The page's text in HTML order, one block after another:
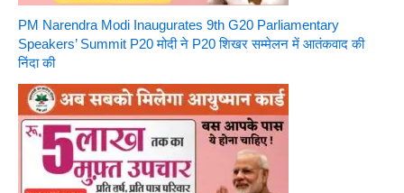
PM Narendra Modi Inaugurates 9th G20 Parliamentary
Speakers’ Summit P20 मोदी ने P20 शिखर सम्मेलन में आतंकवाद की
निंदा की